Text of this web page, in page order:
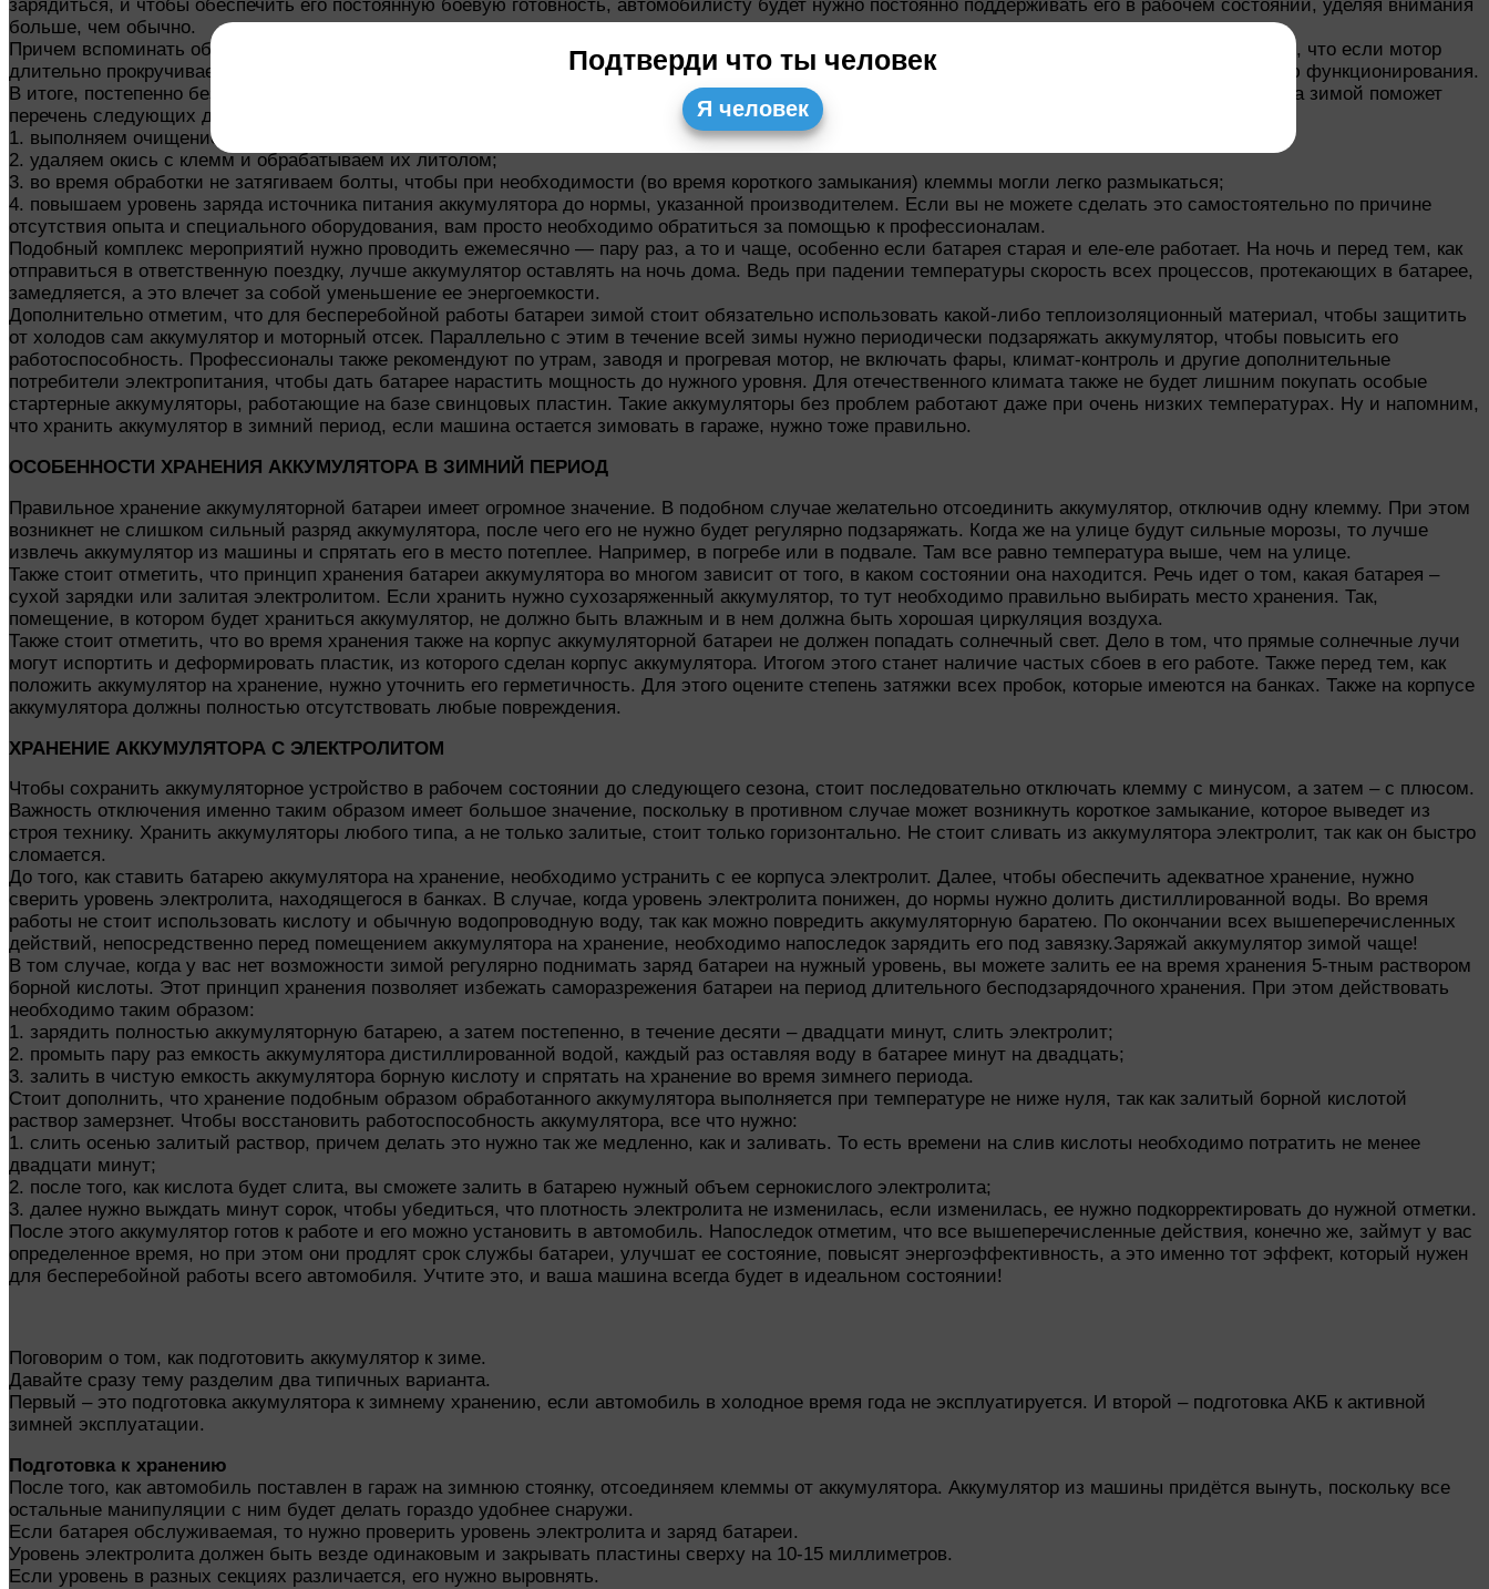
зарядиться, и чтобы обеспечить его постоянную боевую готовность, автомобилисту будет нужно постоянно поддерживать его в рабочем состоянии, уделяя внимания
больше, чем обычно.
Причем вспоминать об этом нужно не тогда, когда уже пару ночей машина ночевала при температуре ниже нуля, а значительно ранее. Дело в том, что если мотор
длительно прокручивается (более пятнадцати минут подряд), это способствует оплыву пластин батареи, падению ее энергоемкости и ухудшению функционирования.
В итоге, постепенно без надлежащего ухода аккумулятор выходит из строя, и его нужно будет менять. Сохранить рабочее состояние аккумулятора зимой поможет
перечень следующих действий:
1. выполняем очищение вентиляционных отверстий и корпуса аккумулятора от скопившихся за летнее время загрязнений;
2. удаляем окись с клемм и обрабатываем их литолом;
3. во время обработки не затягиваем болты, чтобы при необходимости (во время короткого замыкания) клеммы могли легко размыкаться;
4. повышаем уровень заряда источника питания аккумулятора до нормы, указанной производителем. Если вы не можете сделать это самостоятельно по причине
отсутствия опыта и специального оборудования, вам просто необходимо обратиться за помощью к профессионалам.
Подобный комплекс мероприятий нужно проводить ежемесячно — пару раз, а то и чаще, особенно если батарея старая и еле-еле работает. На ночь и перед тем, как
отправиться в ответственную поездку, лучше аккумулятор оставлять на ночь дома. Ведь при падении температуры скорость всех процессов, протекающих в батарее,
замедляется, а это влечет за собой уменьшение ее энергоемкости.
Дополнительно отметим, что для бесперебойной работы батареи зимой стоит обязательно использовать какой-либо теплоизоляционный материал, чтобы защитить
от холодов сам аккумулятор и моторный отсек. Параллельно с этим в течение всей зимы нужно периодически подзаряжать аккумулятор, чтобы повысить его
работоспособность. Профессионалы также рекомендуют по утрам, заводя и прогревая мотор, не включать фары, климат-контроль и другие дополнительные
потребители электропитания, чтобы дать батарее нарастить мощность до нужного уровня. Для отечественного климата также не будет лишним покупать особые
стартерные аккумуляторы, работающие на базе свинцовых пластин. Такие аккумуляторы без проблем работают даже при очень низких температурах. Ну и напомним,
что хранить аккумулятор в зимний период, если машина остается зимовать в гараже, нужно тоже правильно.
ОСОБЕННОСТИ ХРАНЕНИЯ АККУМУЛЯТОРА В ЗИМНИЙ ПЕРИОД
Правильное хранение аккумуляторной батареи имеет огромное значение. В подобном случае желательно отсоединить аккумулятор, отключив одну клемму. При этом
возникнет не слишком сильный разряд аккумулятора, после чего его не нужно будет регулярно подзаряжать. Когда же на улице будут сильные морозы, то лучше
извлечь аккумулятор из машины и спрятать его в место потеплее. Например, в погребе или в подвале. Там все равно температура выше, чем на улице.
Также стоит отметить, что принцип хранения батареи аккумулятора во многом зависит от того, в каком состоянии она находится. Речь идет о том, какая батарея –
сухой зарядки или залитая электролитом. Если хранить нужно сухозаряженный аккумулятор, то тут необходимо правильно выбирать место хранения. Так,
помещение, в котором будет храниться аккумулятор, не должно быть влажным и в нем должна быть хорошая циркуляция воздуха.
Также стоит отметить, что во время хранения также на корпус аккумуляторной батареи не должен попадать солнечный свет. Дело в том, что прямые солнечные лучи
могут испортить и деформировать пластик, из которого сделан корпус аккумулятора. Итогом этого станет наличие частых сбоев в его работе. Также перед тем, как
положить аккумулятор на хранение, нужно уточнить его герметичность. Для этого оцените степень затяжки всех пробок, которые имеются на банках. Также на корпусе
аккумулятора должны полностью отсутствовать любые повреждения.
ХРАНЕНИЕ АККУМУЛЯТОРА С ЭЛЕКТРОЛИТОМ
Чтобы сохранить аккумуляторное устройство в рабочем состоянии до следующего сезона, стоит последовательно отключать клемму с минусом, а затем – с плюсом.
Важность отключения именно таким образом имеет большое значение, поскольку в противном случае может возникнуть короткое замыкание, которое выведет из
строя технику. Хранить аккумуляторы любого типа, а не только залитые, стоит только горизонтально. Не стоит сливать из аккумулятора электролит, так как он быстро
сломается.
До того, как ставить батарею аккумулятора на хранение, необходимо устранить с ее корпуса электролит. Далее, чтобы обеспечить адекватное хранение, нужно
сверить уровень электролита, находящегося в банках. В случае, когда уровень электролита понижен, до нормы нужно долить дистиллированной воды. Во время
работы не стоит использовать кислоту и обычную водопроводную воду, так как можно повредить аккумуляторную баратею. По окончании всех вышеперечисленных
действий, непосредственно перед помещением аккумулятора на хранение, необходимо напоследок зарядить его под завязку.Заряжай аккумулятор зимой чаще!
В том случае, когда у вас нет возможности зимой регулярно поднимать заряд батареи на нужный уровень, вы можете залить ее на время хранения 5-тным раствором
борной кислоты. Этот принцип хранения позволяет избежать саморазрежения батареи на период длительного бесподзарядочного хранения. При этом действовать
необходимо таким образом:
1. зарядить полностью аккумуляторную батарею, а затем постепенно, в течение десяти – двадцати минут, слить электролит;
2. промыть пару раз емкость аккумулятора дистиллированной водой, каждый раз оставляя воду в батарее минут на двадцать;
3. залить в чистую емкость аккумулятора борную кислоту и спрятать на хранение во время зимнего периода.
Стоит дополнить, что хранение подобным образом обработанного аккумулятора выполняется при температуре не ниже нуля, так как залитый борной кислотой
раствор замерзнет. Чтобы восстановить работоспособность аккумулятора, все что нужно:
1. слить осенью залитый раствор, причем делать это нужно так же медленно, как и заливать. То есть времени на слив кислоты необходимо потратить не менее
двадцати минут;
2. после того, как кислота будет слита, вы сможете залить в батарею нужный объем сернокислого электролита;
3. далее нужно выждать минут сорок, чтобы убедиться, что плотность электролита не изменилась, если изменилась, ее нужно подкорректировать до нужной отметки.
После этого аккумулятор готов к работе и его можно установить в автомобиль. Напоследок отметим, что все вышеперечисленные действия, конечно же, займут у вас
определенное время, но при этом они продлят срок службы батареи, улучшат ее состояние, повысят энергоэффективность, а это именно тот эффект, который нужен
для бесперебойной работы всего автомобиля. Учтите это, и ваша машина всегда будет в идеальном состоянии!
Поговорим о том, как подготовить аккумулятор к зиме.
Давайте сразу тему разделим два типичных варианта.
Первый – это подготовка аккумулятора к зимнему хранению, если автомобиль в холодное время года не эксплуатируется. И второй – подготовка АКБ к активной
зимней эксплуатации.
Подготовка к хранению
После того, как автомобиль поставлен в гараж на зимнюю стоянку, отсоединяем клеммы от аккумулятора. Аккумулятор из машины придётся вынуть, поскольку все
остальные манипуляции с ним будет делать гораздо удобнее снаружи.
Если батарея обслуживаемая, то нужно проверить уровень электролита и заряд батареи.
Уровень электролита должен быть везде одинаковым и закрывать пластины сверху на 10-15 миллиметров.
Если уровень в разных секциях различается, его нужно выровнять.
Подтверди что ты человек
Я человек